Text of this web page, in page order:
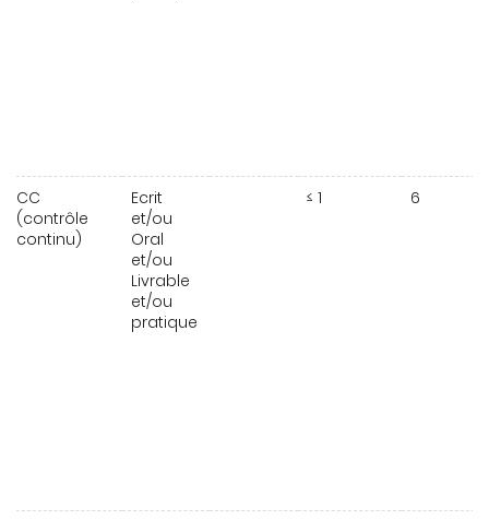
CC
(contrôle
continu)
Ecrit
et/ou
Oral
et/ou
Livrable
et/ou
pratique
≤ 1 6